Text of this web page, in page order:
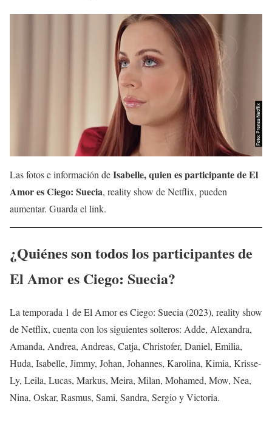
Las fotos e información deIsabelle, quien es participante de El
Amor es Ciego: Suecia, reality show de Netflix, pueden
aumentar. Guarda el link.
¿Quiénes son todos los participantes de
El Amor es Ciego: Suecia?
La temporada 1 de El Amor es Ciego: Suecia (2023), reality show
de Netflix, cuenta con los siguientes solteros: Adde, Alexandra,
Amanda, Andrea, Andreas, Catja, Christofer, Daniel, Emilia,
Huda, Isabelle, Jimmy, Johan, Johannes, Karolina, Kimia, Krisse-
Ly, Leila, Lucas, Markus, Meira, Milan, Mohamed, Mow, Nea,
Nina, Oskar, Rasmus, Sami, Sandra, Sergio y Victoria.